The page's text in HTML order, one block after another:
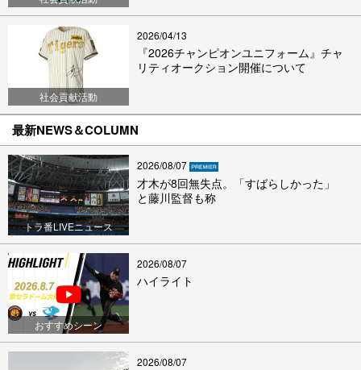
社会貢献活動
2026/04/13
『2026チャンピオンユニフォーム』チャ
リティオークション開催について
最新NEWS＆COLUMN
トラ番LIVEニュース
2026/08/07
才木が8回無失点。「すばらしかった」
と藤川監督も称
おすすめシーン
2026/08/07
ハイライト
2026/08/07